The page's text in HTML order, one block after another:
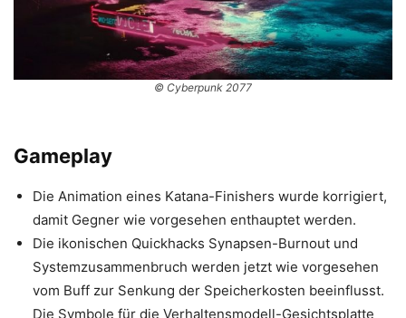
© Cyberpunk 2077
Gameplay
Die Animation eines Katana-Finishers wurde korrigiert,
damit Gegner wie vorgesehen enthauptet werden.
Die ikonischen Quickhacks Synapsen-Burnout und
Systemzusammenbruch werden jetzt wie vorgesehen
vom Buff zur Senkung der Speicherkosten beeinflusst.
Die Symbole für die Verhaltensmodell-Gesichtsplatte